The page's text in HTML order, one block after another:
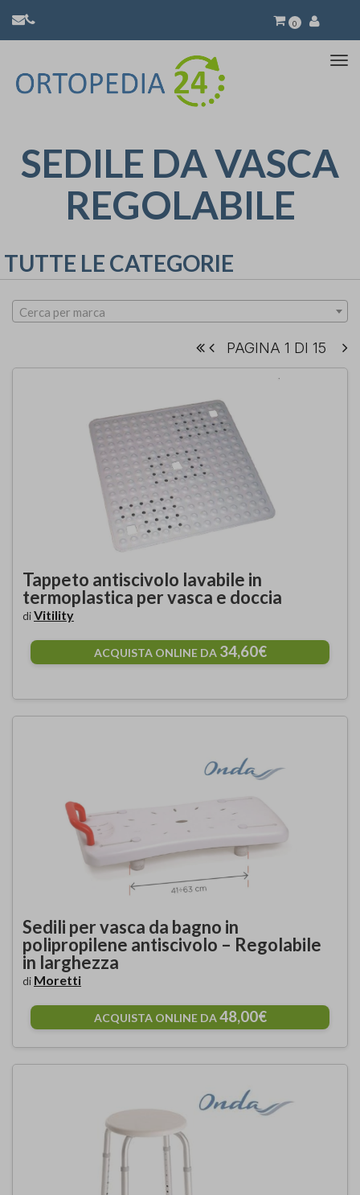
0
SEDILE DA VASCA
REGOLABILE
TUTTE LE CATEGORIE
Cerca per marca
PAGINA 1 DI 15
Tappeto antiscivolo lavabile in
termoplastica per vasca e doccia
diVitility
ACQUISTA ONLINE DA 34,60€
Sedili per vasca da bagno in
polipropilene antiscivolo – Regolabile
in larghezza
di Moretti
ACQUISTA ONLINE DA48,00€